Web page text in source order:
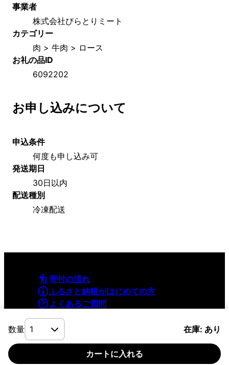
数量 在庫: あり
カートに入れる
事業者
株式会社びらとりミート
カテゴリー
肉 > 牛肉 > ロース
お礼の品ID
6092202
お申し込みについて
申込条件
何度も申し込み可
発送期日
30日以内
配送種別
冷凍配送
寄付の流れ
ふるさと納税がはじめての方
よくあるご質問
利用規約
プライバシーポリシー
©YAMAPInc. ALL RIGHTS RESERVED.